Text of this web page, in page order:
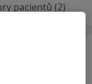
pacientů (2)
k dispozici